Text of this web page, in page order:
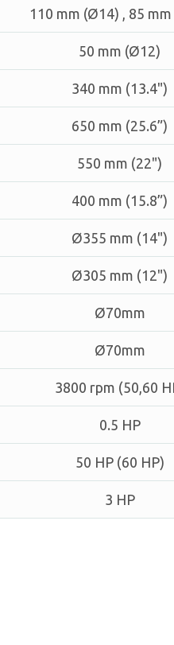
110 mm (Ø14) , 85
50 mm (Ø12)
340 mm (13.4")
650 mm (25.6”)
550 mm (22")
400 mm (15.8”)
Ø355 mm (14")
Ø305 mm (12")
Ø70mm
Ø70mm
3800 rpm (50,60
0.5 HP
50 HP (60 HP)
3 HP